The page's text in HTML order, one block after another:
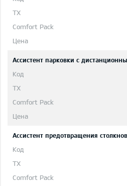
Ассистент парковки с
Ассистент предотвращения